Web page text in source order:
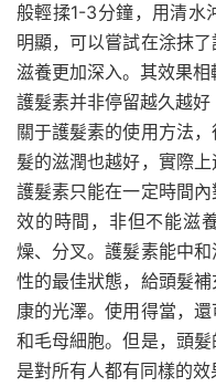
般輕揉1-3分鐘，用清水
明顯，可以嘗試在涂抹
滋養更加深入。其效果相
護髮素并非停留越久越好
關于護髮素的使用方法
髮的滋潤也越好，實際上
護髮素只能在一定時間
效的時間，非但不能滋
燥、分叉。護髮素能中
性的最佳狀態，給頭髮
康的光澤。使用得當，
和毛母細胞。但是，頭
是對所有人都有同樣的效